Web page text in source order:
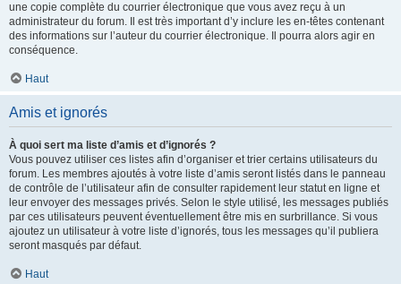
une copie complète du courrier électronique que vous avez reçu à un
administrateur du forum. Il est très important d’y inclure les en-têtes contenant
des informations sur l’auteur du courrier électronique. Il pourra alors agir en
conséquence.
Haut
Amis et ignorés
À quoi sert ma liste d’amis et d’ignorés ?
Vous pouvez utiliser ces listes afin d’organiser et trier certains utilisateurs du
forum. Les membres ajoutés à votre liste d’amis seront listés dans le panneau
de contrôle de l’utilisateur afin de consulter rapidement leur statut en ligne et
leur envoyer des messages privés. Selon le style utilisé, les messages publiés
par ces utilisateurs peuvent éventuellement être mis en surbrillance. Si vous
ajoutez un utilisateur à votre liste d’ignorés, tous les messages qu’il publiera
seront masqués par défaut.
Haut